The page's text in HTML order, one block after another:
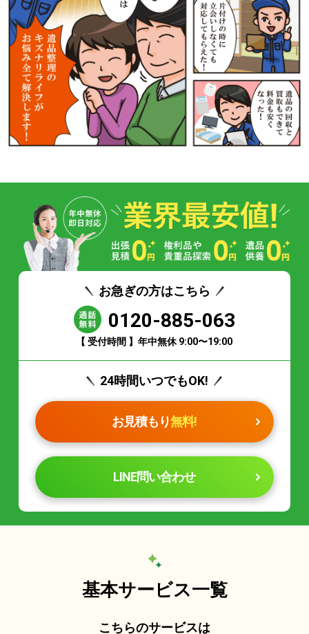
お急ぎの方はこちら
0120-885-063
【 受付時間 】年中無休 9:00〜19:00
24時間いつでもOK!
お見積もり無料!
LINE問い合わせ
基本サービス一覧
こちらのサービスは